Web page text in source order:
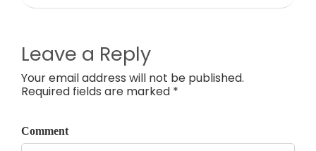
Leave a Reply
Your email address will not be published.
Required fields are marked *
Comment